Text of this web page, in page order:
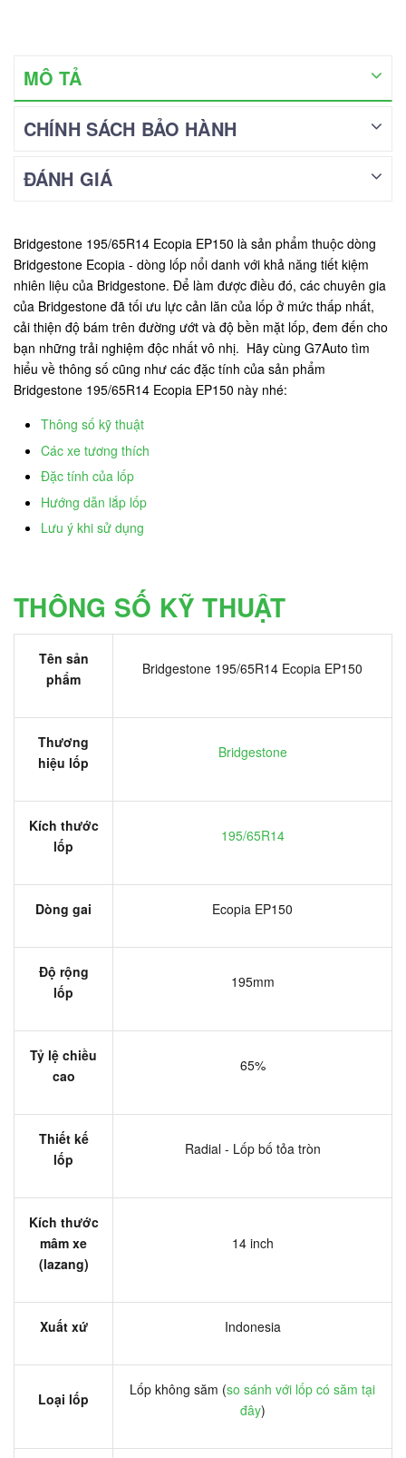
MÔ TẢ
CHÍNH SÁCH BẢO HÀNH
ĐÁNH GIÁ
Bridgestone 195/65R14 Ecopia EP150 là sản phẩm thuộc dòng
Bridgestone Ecopia - dòng lốp nổi danh với khả năng tiết kiệm
nhiên liệu của Bridgestone. Để làm được điều đó, các chuyên gia
của Bridgestone đã tối ưu lực cản lăn của lốp ở mức thấp nhất,
cải thiện độ bám trên đường ướt và độ bền mặt lốp, đem đến cho
bạn những trải nghiệm độc nhất vô nhị. Hãy cùng G7Auto tìm
hiểu về thông số cũng như các đặc tính của sản phẩm
Bridgestone 195/65R14 Ecopia EP150 này nhé:
Thông số kỹ thuật
Các xe tương thích
Đặc tính của lốp
Hướng dẫn lắp lốp
Lưu ý khi sử dụng
THÔNG SỐ KỸ THUẬT
Tên sản
phẩm
Bridgestone 195/65R14 Ecopia EP150
Thương
hiệu lốp
Bridgestone
Kích thước
lốp
195/65R14
Dòng gai Ecopia EP150
Độ rộng
lốp
195mm
Tỷ lệ chiều
cao
65%
Thiết kế
lốp
Radial - Lốp bố tỏa tròn
Kích thước
mâm xe
(lazang)
14 inch
Xuất xứ Indonesia
Loại lốp
Lốp không săm (so sánh với lốp có săm tại
đây)